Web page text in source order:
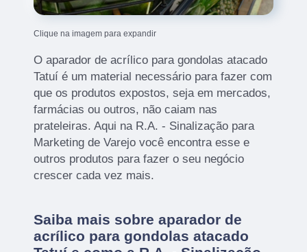
Clique na imagem para expandir
O aparador de acrílico para gondolas atacado
Tatuí é um material necessário para fazer com
que os produtos expostos, seja em mercados,
farmácias ou outros, não caiam nas
prateleiras. Aqui na R.A. - Sinalização para
Marketing de Varejo você encontra esse e
outros produtos para fazer o seu negócio
crescer cada vez mais.
Saiba mais sobre aparador de
acrílico para gondolas atacado